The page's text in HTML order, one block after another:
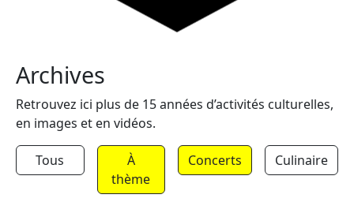
Archives
Retrouvez ici plus de 15 années d’activités culturelles,
en images et en vidéos.
Tous
À
thème
Concerts Culinaire